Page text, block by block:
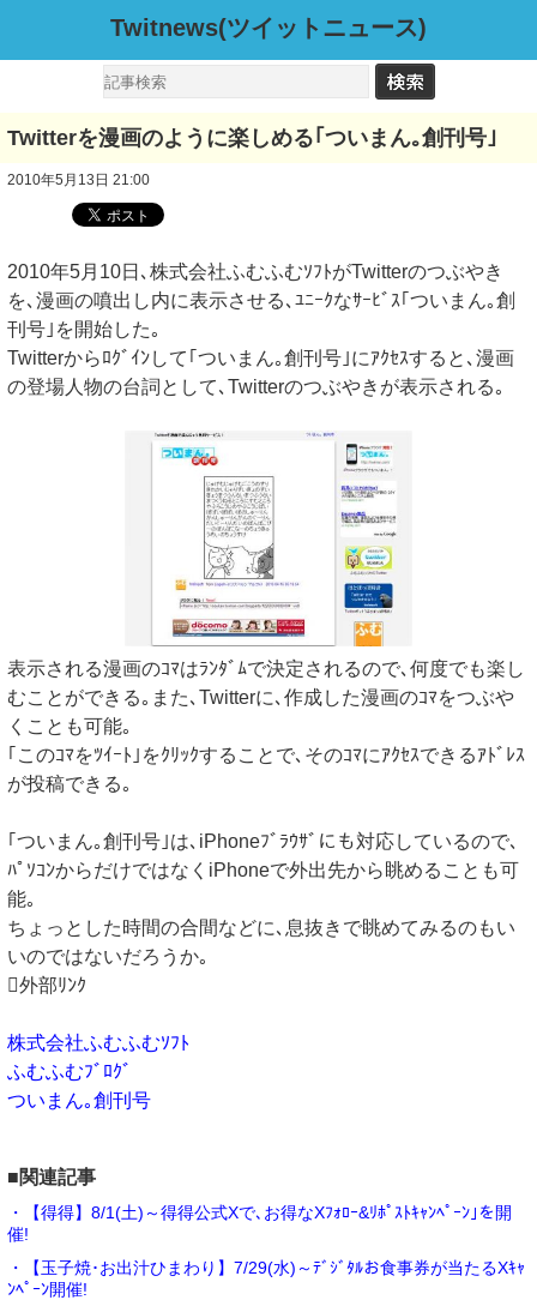
Twitnews(ツイットニュース)
Twitterを漫画のように楽しめる｢ついまん｡創刊号｣
2010年5月13日 21:00
2010年5月10日､株式会社ふむふむｿﾌﾄがTwitterのつぶやき
を､漫画の噴出し内に表示させる､ﾕﾆｰｸなｻｰﾋﾞｽ｢ついまん｡創
刊号｣を開始した｡
Twitterからﾛｸﾞｲﾝして｢ついまん｡創刊号｣にｱｸｾｽすると､漫画
の登場人物の台詞として､Twitterのつぶやきが表示される｡
表示される漫画のｺﾏはﾗﾝﾀﾞﾑで決定されるので､何度でも楽し
むことができる｡また､Twitterに､作成した漫画のｺﾏをつぶや
くことも可能｡
｢このｺﾏをﾂｲｰﾄ｣をｸﾘｯｸすることで､そのｺﾏにｱｸｾｽできるｱﾄﾞﾚｽ
が投稿できる｡
｢ついまん｡創刊号｣は､iPhoneﾌﾞﾗｳｻﾞにも対応しているので､
ﾊﾟｿｺﾝからだけではなくiPhoneで外出先から眺めることも可
能｡
ちょっとした時間の合間などに､息抜きで眺めてみるのもい
いのではないだろうか｡
外部ﾘﾝｸ
株式会社ふむふむｿﾌﾄ
ふむふむﾌﾞﾛｸﾞ
ついまん｡創刊号
■関連記事
・【得得】8/1(土)～得得公式Xで､お得なXﾌｫﾛｰ&ﾘﾎﾟｽﾄｷｬﾝﾍﾟｰﾝ｣を開
催!
・【玉子焼･お出汁ひまわり】7/29(水)～ﾃﾞｼﾞﾀﾙお食事券が当たるXｷｬ
ﾝﾍﾟｰﾝ開催!